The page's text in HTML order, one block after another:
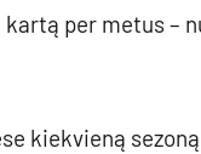
per metus –
kiekvieną